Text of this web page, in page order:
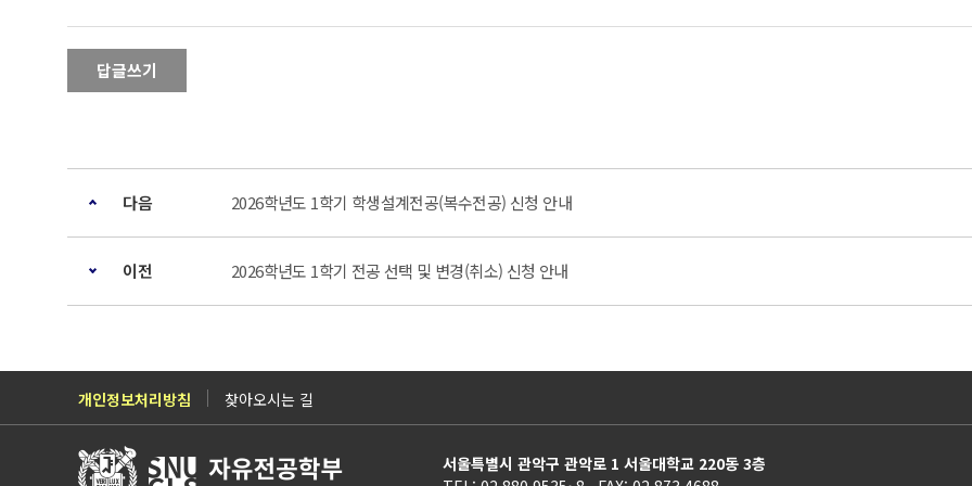
답글쓰기
다음 2026학년도 1학기 학생설계전공(복수전공) 신청 안내
이전 2026학년도 1학기 전공 선택 및 변경(취소) 신청 안내
개인정보처리방침 찾아오시는 길
서울특별시 관악구 관악로 1 서울대학교 220동 3층